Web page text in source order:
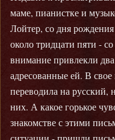
маме, пианистке и
Лойтер, со дня
около тридцати пяти -
внимание привлекли
адресованные ей. В
переводила на русский,
них. А какое горькое
знакомстве с этими